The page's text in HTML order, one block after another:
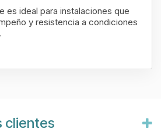
es ideal para instalaciones que
y resistencia a condiciones
clientes